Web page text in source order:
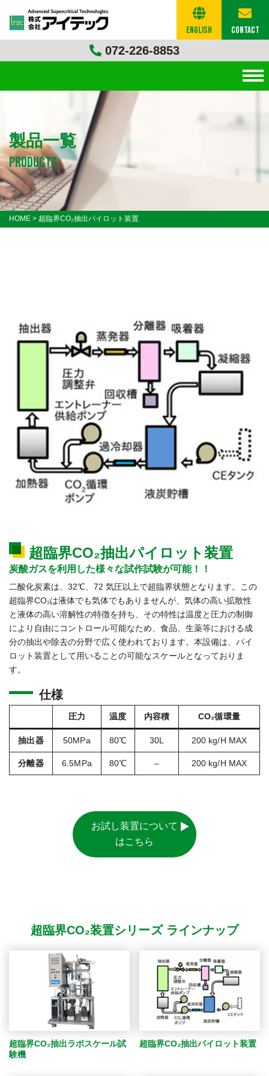
072-226-8853
English Contact
製品一覧
products
HOME > 超臨界CO₂抽出パイロット装置
超臨界CO₂抽出パイロット装置
炭酸ガスを利用した様々な試作試験が可能！！
二酸化炭素は、32℃、72 気圧以上で超臨界状態となります。この
超臨界CO₂は液体でも気体でもありませんが、気体の高い拡散性
と液体の高い溶解性の特徴を持ち、その特性は温度と圧力の制御
により自由にコントロール可能なため、食品、生薬等における成
分の抽出や除去の分野で広く使われております。本設備は、パイ
ロット装置として用いることの可能なスケールとなっておりま
す。
仕様
圧力 温度 内容積 CO₂循環量
抽出器 50MPa 80℃ 30L 200 kg/H MAX
分離器 6.5MPa 80℃ – 200 kg/H MAX
お試し装置について
はこちら
超臨界CO₂装置シリーズ ラインナップ
超臨界CO₂抽出ラボスケール試
験機
超臨界CO₂抽出パイロット装置